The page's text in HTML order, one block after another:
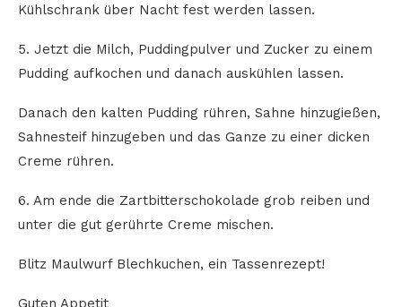
Kühlschrank über Nacht fest werden lassen.
5. Jetzt die Milch, Puddingpulver und Zucker zu einem
Pudding aufkochen und danach auskühlen lassen.
Danach den kalten Pudding rühren, Sahne hinzugießen,
Sahnesteif hinzugeben und das Ganze zu einer dicken
Creme rühren.
6. Am ende die Zartbitterschokolade grob reiben und
unter die gut gerührte Creme mischen.
Blitz Maulwurf Blechkuchen, ein Tassenrezept!
Guten Appetit